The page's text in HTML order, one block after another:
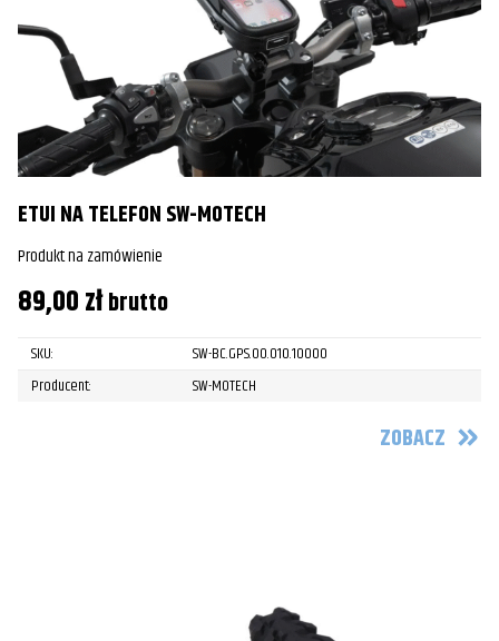
ETUI NA TELEFON SW-MOTECH
Produkt na zamówienie
89,00złbrutto
SKU:
SW-BC.GPS.00.010.10000
Producent:
SW-MOTECH
ZOBACZ